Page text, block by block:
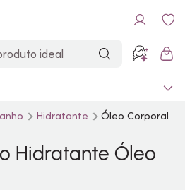
Hidratante Óleo Corporal
Hidratante Óleo